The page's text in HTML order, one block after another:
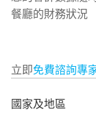
國家及地區
餐廳的財務狀況
立即免費諮詢專